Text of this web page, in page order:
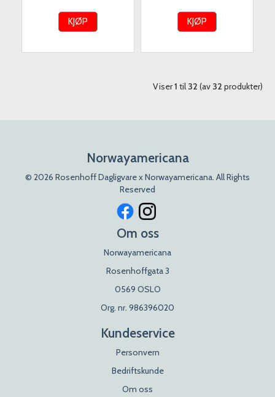
KJØP KJØP
Viser1 til 32 (av 32 produkter)
Norwayamericana
© 2026 Rosenhoff Dagligvare x Norwayamericana. All Rights
Reserved
Om oss
Norwayamericana
Rosenhoffgata 3
0569 OSLO
Org. nr. 986396020
Kundeservice
Personvern
Bedriftskunde
Om oss